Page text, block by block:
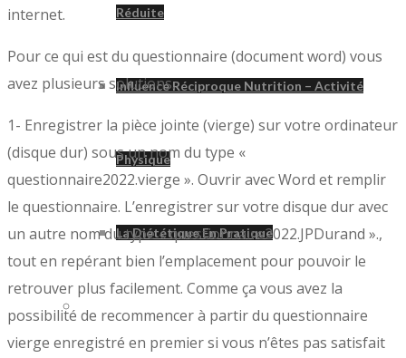
Réduite
Influence Réciproque Nutrition – Activité
Physique
La Diététique En Pratique
internet.
Pour ce qui est du questionnaire (document word) vous
avez plusieurs solutions.
1- Enregistrer la pièce jointe (vierge) sur votre ordinateur
(disque dur) sous un nom du type «
questionnaire2022.vierge ». Ouvrir avec Word et remplir
le questionnaire. L’enregistrer sur votre disque dur avec
un autre nom du type « questionnaire2022.JPDurand ».,
tout en repérant bien l’emplacement pour pouvoir le
retrouver plus facilement. Comme ça vous avez la
possibilité de recommencer à partir du questionnaire
vierge enregistré en premier si vous n’êtes pas satisfait